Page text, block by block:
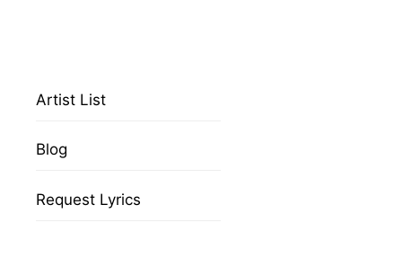
Artist List
Blog
Request Lyrics